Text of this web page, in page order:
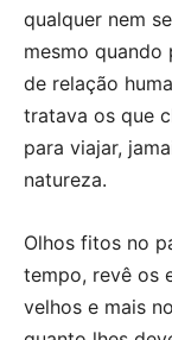
qualquer nem
mesmo quando
de relação
tratava os que
para viajar,
natureza.
Olhos fitos no
tempo, revê os
velhos e mais